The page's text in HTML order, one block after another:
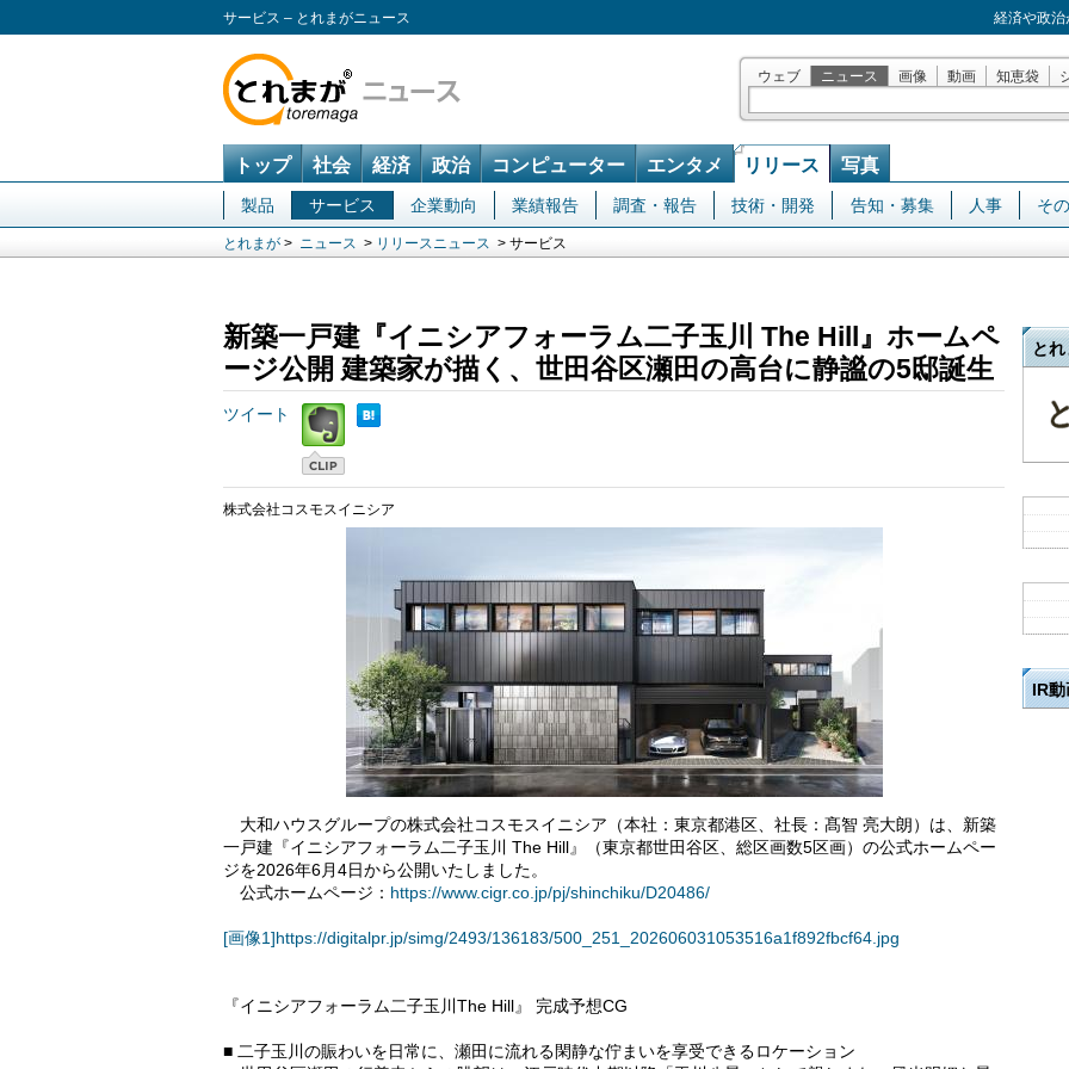
サービス – とれまがニュース 経済や政
ウェブ ニュース 画像 動画 知恵袋
トップ 社会 経済 政治 コンピューター エンタメ リリース 写真
製品 サービス 企業動向 業績報告 調査・報告 技術・開発 告知・募集 人事 そ
とれまが > ニュース > リリースニュース > サービス
新築一戸建『イニシアフォーラム二子玉川 The Hill』ホームペ
ージ公開 建築家が描く、世田谷区瀬田の高台に静謐の5邸誕生
ツイート
株式会社コスモスイニシア
大和ハウスグループの株式会社コスモスイニシア（本社：東京都港区、社長：髙智 亮大朗）は、新築
一戸建『イニシアフォーラム二子玉川 The Hill』（東京都世田谷区、総区画数5区画）の公式ホームペー
ジを2026年6月4日から公開いたしました。
公式ホームページ： https://www.cigr.co.jp/pj/shinchiku/D20486/
[画像1]https://digitalpr.jp/simg/2493/136183/500_251_202606031053516a1f892fbcf64.jpg
『イニシアフォーラム二子玉川The Hill』 完成予想CG
■ 二子玉川の賑わいを日常に、瀬田に流れる閑静な佇まいを享受できるロケーション
とれ
IR動